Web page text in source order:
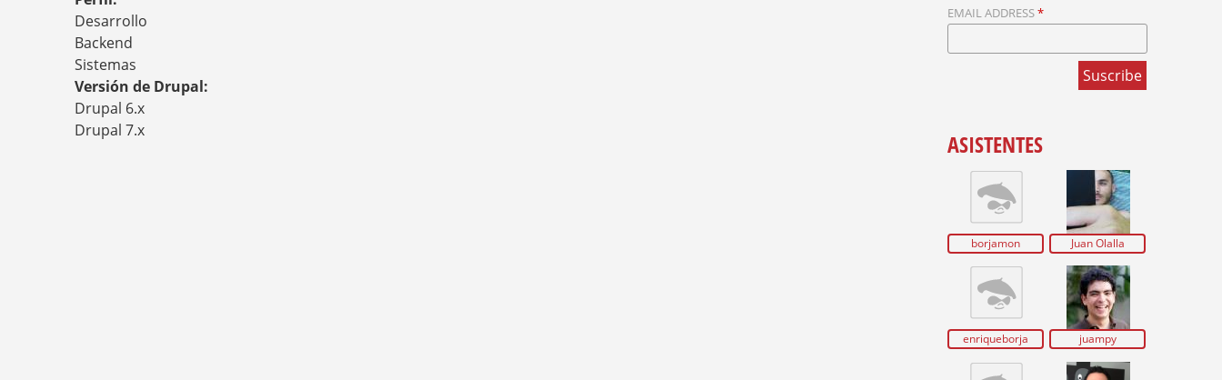
U
E
D
T
E
D
A
Q
U
Í
Desarrollo
Backend
Sistemas
Versión de Drupal:
Drupal 6.x
Drupal 7.x
EMAIL ADDRESS*
ASISTENTES
borjamon Juan Olalla
enriqueborja juampy